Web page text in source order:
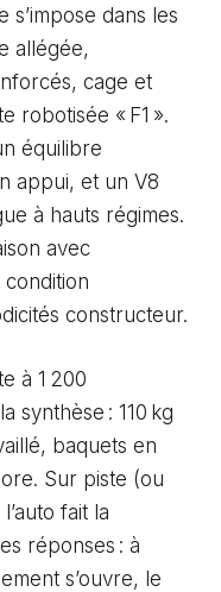
s’impose dans les
allégée,
cage et
robotisée « F1 ».
équilibre
appui, et un V8
à hauts régimes.
avec
constructeur.
à 1 200
synthèse : 110 kg
baquets en
Sur piste (ou
fait la
réponses : à
s’ouvre, le